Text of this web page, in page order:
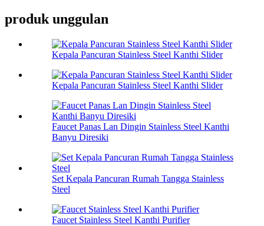
produk unggulan
Kepala Pancuran Stainless Steel Kanthi Slider
Kepala Pancuran Stainless Steel Kanthi Slider
Faucet Panas Lan Dingin Stainless Steel Kanthi
Banyu Diresiki
Set Kepala Pancuran Rumah Tangga Stainless
Steel
Faucet Stainless Steel Kanthi Purifier